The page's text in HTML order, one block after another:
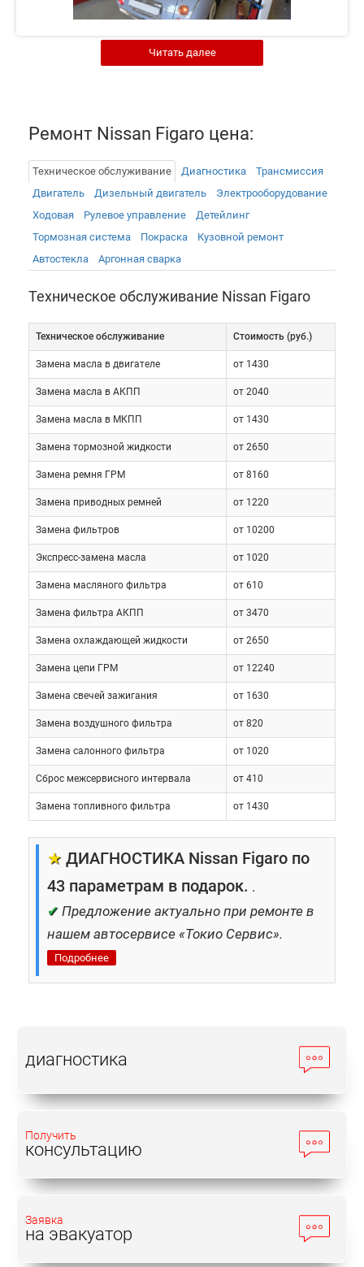
Читать далее
Ремонт Nissan Figaro цена:
Техническое обслуживание Диагностика
Трансмиссия
Двигатель
Дизельный двигатель
Электрооборудованиe
Ходовая
Рулевое управление
Детейлинг
Тормозная система
Покраска
Кузовной ремонт
Автостекла
Аргонная сварка
Техническое обслуживание Nissan Figaro
Техническое обслуживание Cтоимость (руб.)
Замена масла в двигателе от 1430
Замена масла в АКПП от 2040
Замена масла в МКПП от 1430
Замена тормозной жидкости от 2650
Замена ремня ГРМ от 8160
Замена приводных ремней от 1220
Замена фильтров от 10200
Экспресс-замена масла от 1020
Замена масляного фильтра от 610
Замена фильтра АКПП от 3470
Замена охлаждающей жидкости от 2650
Замена цепи ГРМ от 12240
Замена свечей зажигания от 1630
Замена воздушного фильтра от 820
Замена салонного фильтра от 1020
Сброс межсервисного интервала от 410
Замена топливного фильтра от 1430
★ ДИАГНОСТИКА Nissan Figaro по
43 параметрам в подарок. .
✔ Предложение актуально при ремонте в
нашем автосервисе «Токио Сервис».
Подробнее
диагностика
Получить
консультацию
Заявка
на эвакуатор